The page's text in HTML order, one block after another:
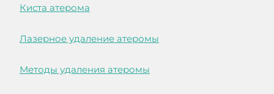
Киста атерома
Лазерное удаление атеромы
Методы удаления атеромы